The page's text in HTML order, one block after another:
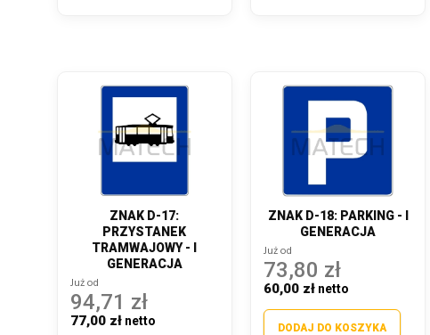
ZNAK D-17:
PRZYSTANEK
TRAMWAJOWY - I
GENERACJA
Już od
94,71 zł
77,00 zł
ZNAK D-18: PARKING - I
GENERACJA
Już od
73,80 zł
60,00 zł
DODAJ DO KOSZYKA